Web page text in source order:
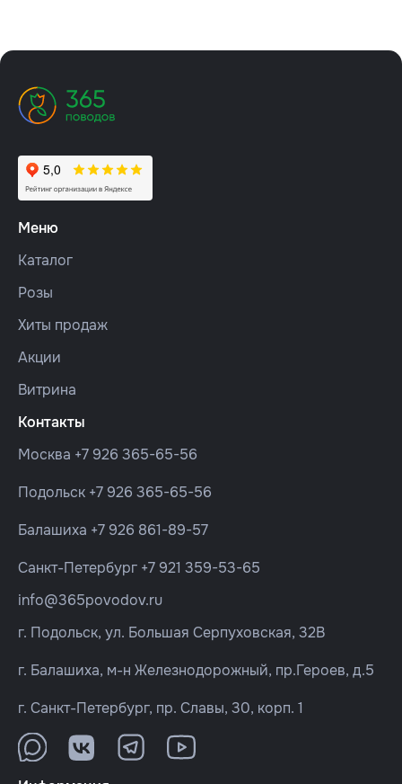
Меню
Каталог
Розы
Хиты продаж
Акции
Витрина
Контакты
Москва +7 926 365-65-56
Подольск +7 926 365-65-56
Балашиха +7 926 861-89-57
Санкт-Петербург +7 921 359-53-65
info@365povodov.ru
г. Подольск, ул. Большая Серпуховская, 32В
г. Балашиха, м-н Железнодорожный, пр.Героев, д.5
г. Санкт-Петербург, пр. Славы, 30, корп. 1